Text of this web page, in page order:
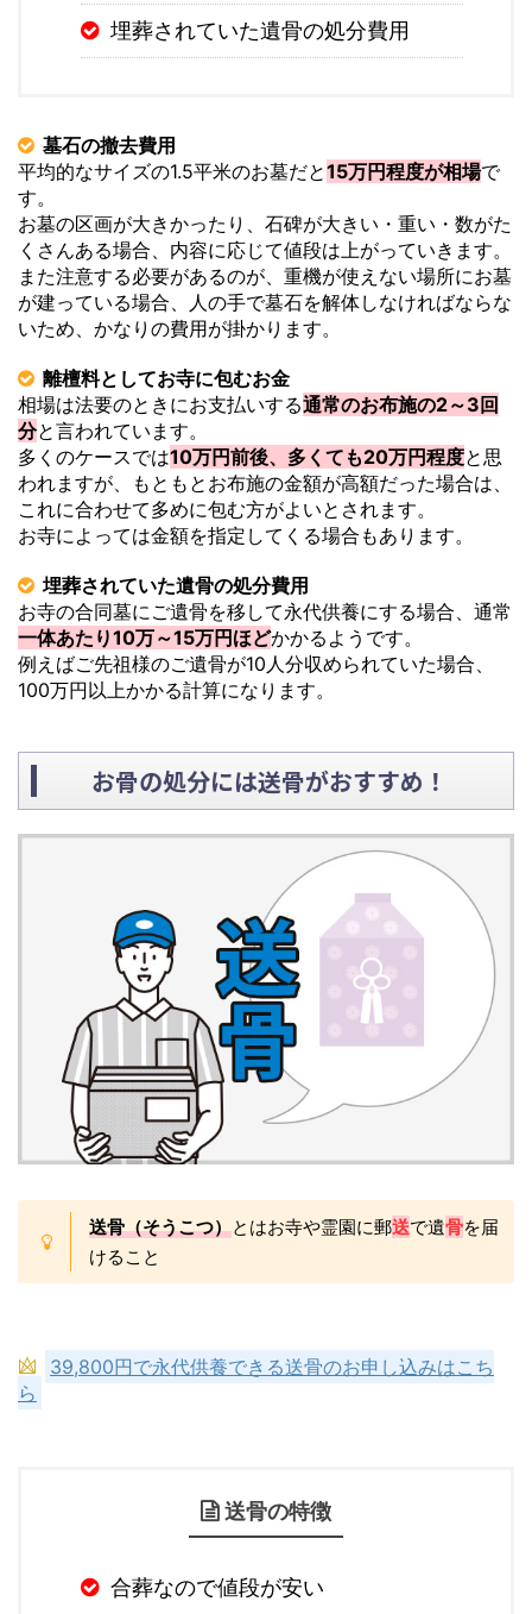
埋葬されていた遺骨の処分費用
墓石の撤去費用
平均的なサイズの1.5平米のお墓だと15万円程度が相場で
す。
お墓の区画が大きかったり、石碑が大きい・重い・数がた
くさんある場合、内容に応じて値段は上がっていきます。
また注意する必要があるのが、重機が使えない場所にお墓
が建っている場合、人の手で墓石を解体しなければならな
いため、かなりの費用が掛かります。
離檀料としてお寺に包むお金
相場は法要のときにお支払いする通常のお布施の2～3回
分と言われています。
多くのケースでは10万円前後、多くても20万円程度と思
われますが、もともとお布施の金額が高額だった場合は、
これに合わせて多めに包む方がよいとされます。
お寺によっては金額を指定してくる場合もあります。
埋葬されていた遺骨の処分費用
お寺の合同墓にご遺骨を移して永代供養にする場合、通常
一体あたり10万～15万円ほどかかるようです。
例えばご先祖様のご遺骨が10人分収められていた場合、
100万円以上かかる計算になります。
お骨の処分には送骨がおすすめ！
送骨（そうこつ）とはお寺や霊園に郵送で遺骨を届
けること
39,800円で永代供養できる送骨のお申し込みはこち
ら
送骨の特徴
合葬なので値段が安い